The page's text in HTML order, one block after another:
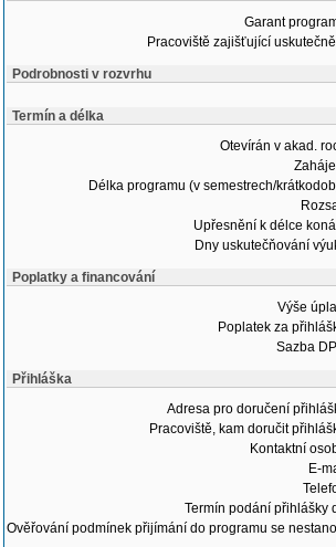
Garant
Pracoviště zajišťující
Podrobnosti v rozvrhu
Termín a délka
Otevírán v akad.
Délka programu (v semestrech/
Upřesnění k délce
Dny uskutečňování
Poplatky a financování
Výše
Poplatek za
Sazba
Přihláška
Adresa pro doručení
Pracoviště, kam doručit
Kontaktní
E-
Termín podání přihlášky
Ověřování podmínek přijímání do programu se